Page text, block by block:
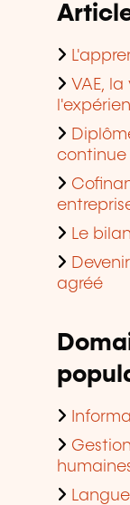
VAE,
continue
Le
agréé